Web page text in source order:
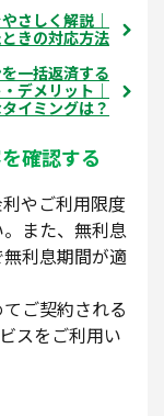
さしく解説｜
きの対応方法
一括返済する
デメリット｜
イミングは？
確認する
やご利用限度
また、無利息
利息期間が適
ご契約される
スをご利用い